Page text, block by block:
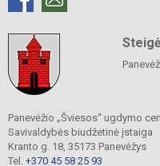
Panevėžio „Šviesos“ ugdymo
Savivaldybės biudžetinė įstaiga
Kranto g. 18, 35173 Panevėžys
Tel. +370 45 58 25 93